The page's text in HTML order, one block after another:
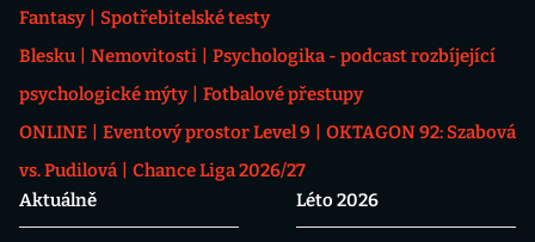
Fantasy
Spotřebitelské testy
Blesku
Nemovitosti
Psychologika - podcast rozbíjející
psychologické mýty
Fotbalové přestupy
ONLINE
Eventový prostor Level 9
OKTAGON 92: Szabová
vs. Pudilová
Chance Liga 2026/27
Aktuálně
Léto 2026